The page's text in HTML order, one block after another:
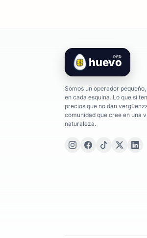
RED
huevo
Somos un operador
en cada esquina. Lo que sí
precios que no dan
comunidad que cree en una
naturaleza.